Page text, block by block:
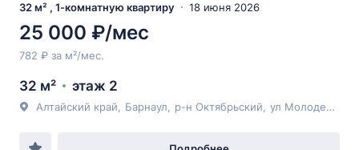
32 м² , 1-комнатную квартиру 18 июня 2026
25 000 ₽/мес
782 ₽ за м²/мес.
32 м² этаж 2
Алтайский край Барнаул р-н Октябрьский ул Молодежная